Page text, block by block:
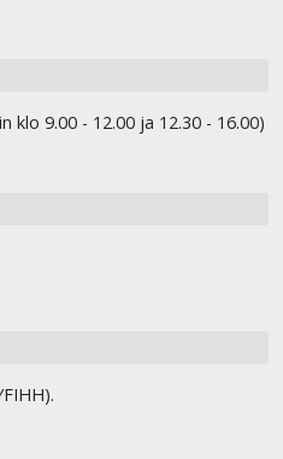
klo 9.00 - 12.00 ja 12.30 - 16.00)